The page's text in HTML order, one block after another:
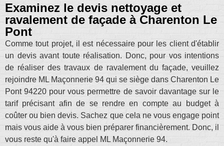
Examinez le devis nettoyage et
ravalement de façade à Charenton Le
Pont
Comme tout projet, il est nécessaire pour les client d'établir
un devis avant toute réalisation. Donc, pour vos intentions
de réaliser des travaux de ravalement du façade, veuillez
rejoindre ML Maçonnerie 94 qui se siège dans Charenton Le
Pont 94220 pour vous permettre de savoir davantage sur le
tarif précisant afin de se rendre en compte au budget à
coûter ou bien devis. Sachez que cela ne vous engage point
mais vous aide à vous bien préparer financièrement. Donc, il
vous reste qu'à faire appel ML Maçonnerie 94.